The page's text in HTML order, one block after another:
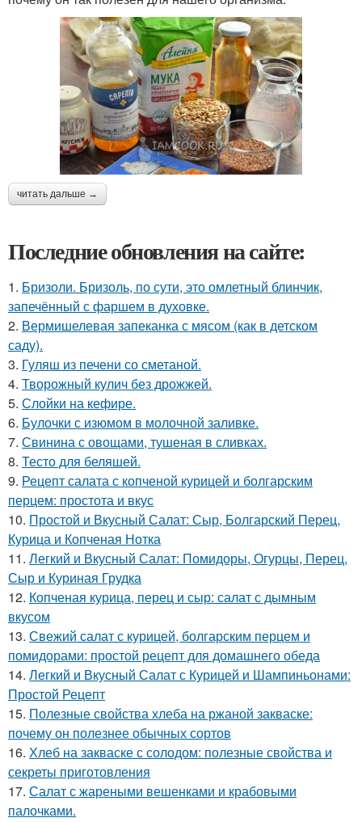
читать дальше →
Последние обновления на сайте:
1. Бризоли. Бризоль, по сути, это омлетный блинчик,
запечённый с фаршем в духовке.
2. Вермишелевая запеканка с мясом (как в детском
саду).
3. Гуляш из печени со сметаной.
4. Творожный кулич без дрожжей.
5. Слойки на кефире.
6. Булочки с изюмом в молочной заливке.
7. Свинина с овощами, тушеная в сливках.
8. Тесто для беляшей.
9. Рецепт салата с копченой курицей и болгарским
перцем: простота и вкус
10. Простой и Вкусный Салат: Сыр, Болгарский Перец,
Курица и Копченая Нотка
11. Легкий и Вкусный Салат: Помидоры, Огурцы, Перец,
Сыр и Куриная Грудка
12. Копченая курица, перец и сыр: салат с дымным
вкусом
13. Свежий салат с курицей, болгарским перцем и
помидорами: простой рецепт для домашнего обеда
14. Легкий и Вкусный Салат с Курицей и Шампиньонами:
Простой Рецепт
15. Полезные свойства хлеба на ржаной закваске:
почему он полезнее обычных сортов
16. Хлеб на закваске с солодом: полезные свойства и
секреты приготовления
17. Салат с жареными вешенками и крабовыми
палочками.